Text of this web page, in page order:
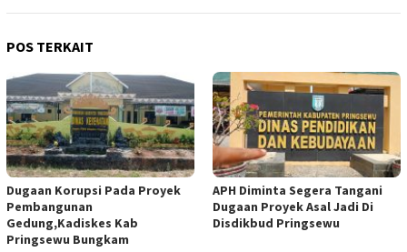
POS TERKAIT
Dugaan Korupsi Pada Proyek
Pembangunan
Gedung,Kadiskes Kab
Pringsewu Bungkam
APH Diminta Segera Tangani
Dugaan Proyek Asal Jadi Di
Disdikbud Pringsewu